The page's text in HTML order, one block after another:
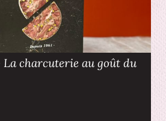
La charcuterie au goût du